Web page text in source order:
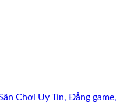
Chơi Uy Tín, Đẳng game,